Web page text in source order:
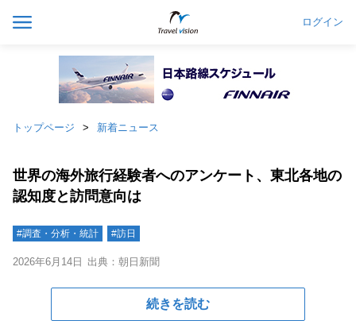
ログイン
トップページ 新着ニュース
世界の海外旅行経験者へのアンケート、東北各地の
認知度と訪問意向は
#調査・分析・統計 #訪日
2026年6月14日 出典：朝日新聞
続きを読む